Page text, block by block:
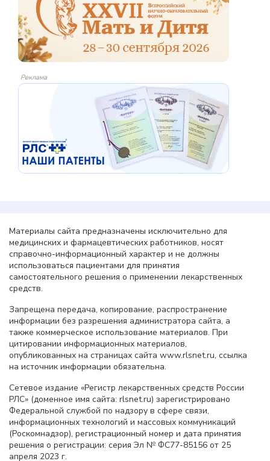
Реклама
Материалы сайта предназначены исключительно для
медицинских и фармацевтических работников, носят
справочно-информационный характер и не должны
использоваться пациентами для принятия
самостоятельного решения о применении лекарственных
средств.
Запрещена передача, копирование, распространение
информации без разрешения администратора сайта, а
также коммерческое использование материалов. При
цитировании информационных материалов,
опубликованных на страницах сайта www.rlsnet.ru, ссылка
на источник информации обязательна.
Сетевое издание «Регистр лекарственных средств России
РЛС» (доменное имя сайта: rlsnet.ru) зарегистрировано
Федеральной службой по надзору в сфере связи,
информационных технологий и массовых коммуникаций
(Роскомнадзор), регистрационный номер и дата принятия
решения о регистрации: серия Эл № ФС77-85156 от 25
апреля 2023 г.